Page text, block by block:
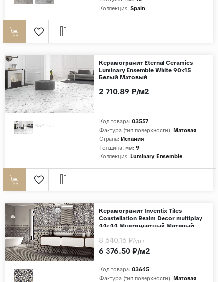
Коллекция: Spain
Керамогранит Eternal Ceramics
Luminary Ensemble White 90x15
Белый Матовый
Код товара: 03557
Фактура (тип поверхности): Матовая
Страна: Испания
Толщина, мм: 9
Коллекция: Luminary Ensemble
2 710.89 ₽/м2
Керамогранит Inventix Tiles
Constellation Realm Decor multiplay
44x44 Многоцветный Матовый
Код товара: 03645
Фактура (тип поверхности): Матовая
6 376.50 ₽/м2
8 640.16 ₽/упк